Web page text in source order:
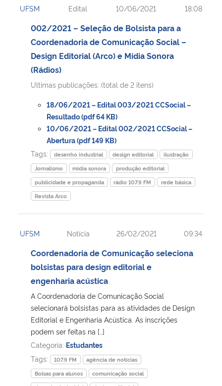
Ministério da Cidadania
Ministério de Minas e Energia
Ministério da Ciência, Tecnologia, Inovações e Comunicações
Ministério do Meio Ambiente
Ministério do Turismo
Ministério do Desenvolvimento Regional
Controladoria-Geral da União
Secretaria de Governo
Gabinete de Segurança Institucional
Advocacia-Geral da União
Banco Central do Brasil
UFSM Edital 10/06/2021 18:08
002/2021 – Seleção de Bolsista para a
Coordenadoria de Comunicação Social –
Design Editorial (Arco) e Mídia Sonora
(Rádios)
Ultimas publicações: (total de 2 itens)
18/06/2021 – Edital 003/2021 CCSocial –
Resultado (pdf 64 KB)
10/06/2021 – Edital 002/2021 CCSocial –
Abertura (pdf 149 KB)
Tags:
desenho industrial design editorial
ilustração
Jornalismo
mídia sonora
produção editorial
publicidade e propaganda
rádio 107.9 FM
rede básica
Revista Arco
UFSM Notícia 26/02/2021 09:34
Coordenadoria de Comunicação seleciona
bolsistas para design editorial e
engenharia acústica
A Coordenadoria de Comunicação Social
selecionará bolsistas para as atividades de Design
Editorial e Engenharia Acústica. As inscrições
podem ser feitas na […]
Categoria: Estudantes
Tags:
107.9 FM
agência de notícias
Bolsas para alunos
comunicação social